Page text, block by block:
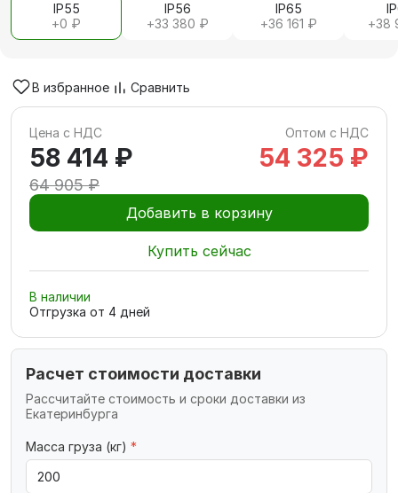
IP55
+0 ₽
IP56
+33 380 ₽
IP65
+36 161 ₽
+38
В избранное Сравнить
Цена с НДС Оптом с НДС
58 414 ₽
64 905 ₽
54 325 ₽
Добавить в корзину
Купить сейчас
В наличии
Отгрузка от 4 дней
Расчет стоимости доставки
Рассчитайте стоимость и сроки доставки из
Екатеринбурга
Масса груза (кг) *